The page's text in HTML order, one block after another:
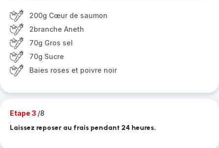
200g Cœur de saumon
2branche Aneth
70g Gros sel
70g Sucre
Baies roses et poivre noir
Etape 3 /8
Laissez reposer au frais pendant 24 heures.